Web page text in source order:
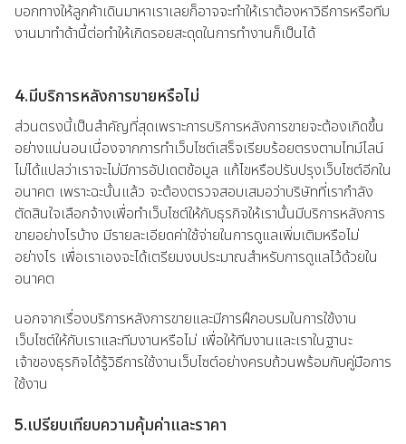
บอกทางให้ลูกค้าเดินมาหาเราเลยก็อาจจะทำให้เราต้องหาวิธีการหรือทีม
งานมาทำด้านี้ต่อทำให้เกิดรอยสะดุดในการทำงานก็เป็นได้
4.มีบริการหลังการขายหรือไม่
ส่วนตรงนี้เป็นสำคัญที่สุดเพราะการบริการหลังการขายจะต้องเกิดขึ้น
อย่างแน่นอนเนื่องจากการทำเว็บไซต์เสร็จเรียบร้อยตรงตามไทม์ไลน์
ไม่ได้แปลว่าเราจะไม่มีการอัปเดตข้อมูล แก้ไขหรือปรับปรุงเว็บไซต์อีกใน
อนาคต เพราะฉะนั้นแล้ว จะต้องตรวจสอบเสมอว่าบริษัทที่เรากำลัง
ตัดสินใจเลือกจ้างเพื่อทำเว็บไซต์ให้กับธุรกิจให้เรานั้นมีบริการหลังการ
ขายอย่างไรบ้าง มีรายละเอียดค่าใช้จ่ายในการดูแลเพิ่มเติมหรือไม่
อย่างไร เพื่อเราเองจะได้เตรียมงบประมาณสำหรับการดูแลไว้ด้วยใน
อนาคต
นอกจากเรื่องบริการหลังการขายและมีการฝึกอบรมในการใข้งาน
เว็บไซต์ให้กับเราและทีมงานหรือไม่ เพื่อให้ทีมงานและเราในฐานะ
เจ้าของธุรกิจได้รู้วิธีการใช้งานเว็บไซต์อย่างครบถ้วนพร้อมกับคู่มือการ
ใช้งาน
5.เปรียบเทียบความคุ้มค่าและราคา